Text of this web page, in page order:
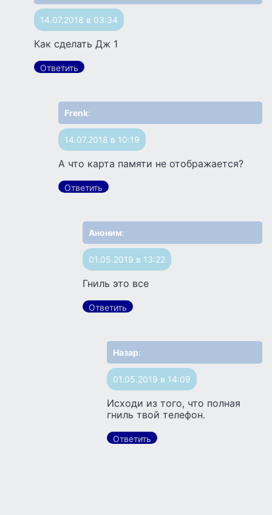
14.07.2018 в 03:34
Как сделать Дж 1
Ответить
Frenk:
14.07.2018 в 10:19
А что карта памяти не отображается?
Ответить
Аноним:
01.05.2019 в 13:22
Гниль это все
Ответить
Назар:
01.05.2019 в 14:09
Исходи из того, что полная
гниль твой телефон.
Ответить